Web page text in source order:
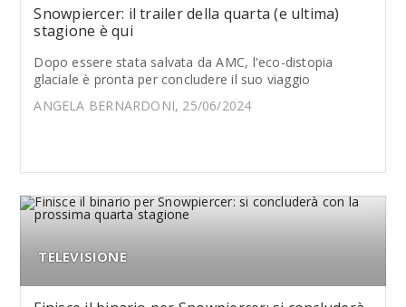
Snowpiercer: il trailer della quarta (e ultima)
stagione è qui
Dopo essere stata salvata da AMC, l'eco-distopia
glaciale è pronta per concludere il suo viaggio
ANGELA BERNARDONI, 25/06/2024
TELEVISIONE